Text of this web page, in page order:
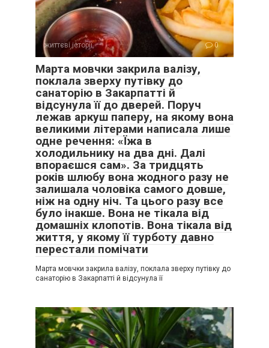
життєві історії 0
Марта мовчки закрила валізу,
поклала зверху путівку до
санаторію в Закарпатті й
відсунула її до дверей. Поруч
лежав аркуш паперу, на якому вона
великими літерами написала лише
одне речення: «Їжа в
холодильнику на два дні. Далі
впораєшся сам». За тридцять
років шлюбу вона жодного разу не
залишала чоловіка самого довше,
ніж на одну ніч. Та цього разу все
було інакше. Вона не тікала від
домашніх клопотів. Вона тікала від
життя, у якому її турботу давно
перестали помічати
Марта мовчки закрила валізу, поклала зверху путівку до
санаторію в Закарпатті й відсунула її